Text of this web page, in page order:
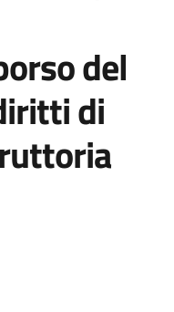
del
di